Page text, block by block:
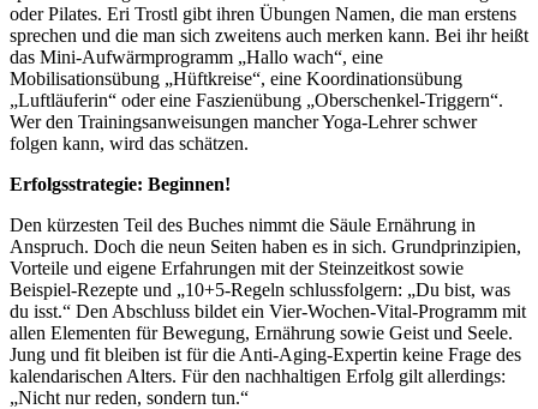
oder Pilates. Eri Trostl gibt ihren Übungen Namen, die man erstens
sprechen und die man sich zweitens auch merken kann. Bei ihr heißt
das Mini-Aufwärmprogramm „Hallo wach“, eine
Mobilisationsübung „Hüftkreise“, eine Koordinationsübung
„Luftläuferin“ oder eine Faszienübung „Oberschenkel-Triggern“.
Wer den Trainingsanweisungen mancher Yoga-Lehrer schwer
folgen kann, wird das schätzen.
Erfolgsstrategie: Beginnen!
Den kürzesten Teil des Buches nimmt die Säule Ernährung in
Anspruch. Doch die neun Seiten haben es in sich. Grundprinzipien,
Vorteile und eigene Erfahrungen mit der Steinzeitkost sowie
Beispiel-Rezepte und „10+5-Regeln schlussfolgern: „Du bist, was
du isst.“ Den Abschluss bildet ein Vier-Wochen-Vital-Programm mit
allen Elementen für Bewegung, Ernährung sowie Geist und Seele.
Jung und fit bleiben ist für die Anti-Aging-Expertin keine Frage des
kalendarischen Alters. Für den nachhaltigen Erfolg gilt allerdings:
„Nicht nur reden, sondern tun.“